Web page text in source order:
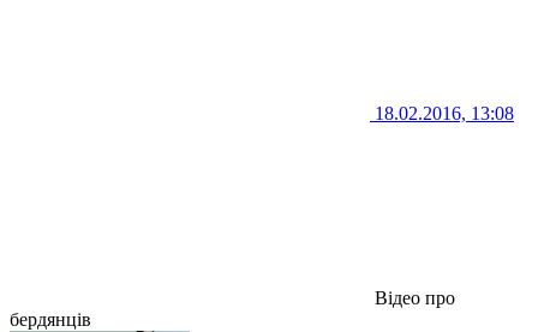
18.02.2016, 13:08
Відео про
бердянців